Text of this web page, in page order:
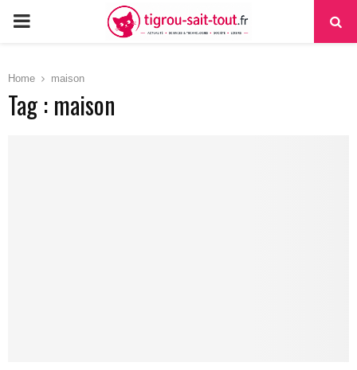
PRIMARY
Home maison
Tag : maison